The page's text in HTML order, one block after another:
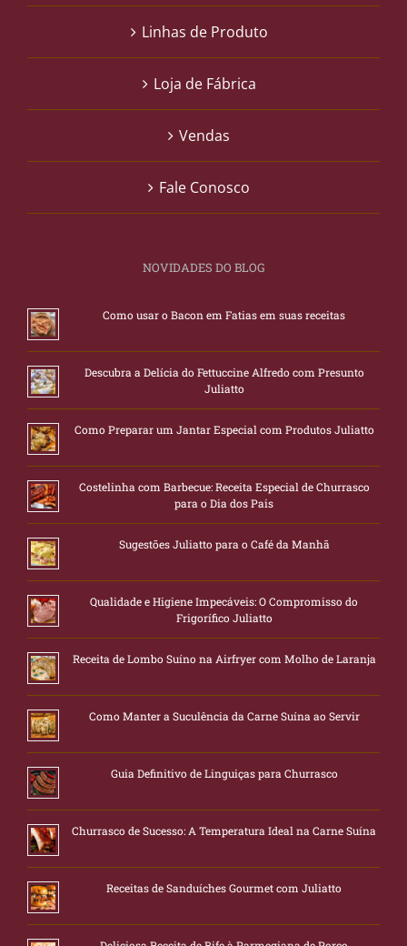
Linhas de Produto
Loja de Fábrica
Vendas
Fale Conosco
NOVIDADES DO BLOG
Como usar o Bacon em Fatias em suas receitas
Descubra a Delícia do Fettuccine Alfredo com Presunto
Juliatto
Como Preparar um Jantar Especial com Produtos Juliatto
Costelinha com Barbecue: Receita Especial de Churrasco
para o Dia dos Pais
Sugestões Juliatto para o Café da Manhã
Qualidade e Higiene Impecáveis: O Compromisso do
Frigorífico Juliatto
Receita de Lombo Suíno na Airfryer com Molho de Laranja
Como Manter a Suculência da Carne Suína ao Servir
Guia Definitivo de Linguiças para Churrasco
Churrasco de Sucesso: A Temperatura Ideal na Carne Suína
Receitas de Sanduíches Gourmet com Juliatto